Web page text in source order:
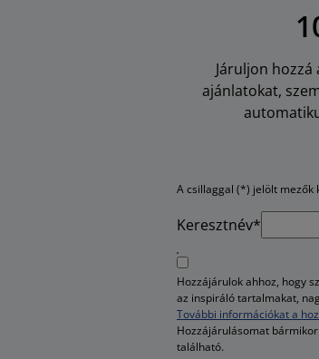
Járuljon
ajánlatokat,
A csillaggal (*) jelölt mezők
Keresztnév*
Hozzájárulok ahhoz, hogy
az inspiráló tartalmakat,
További információkat a
Hozzájárulásomat
található.